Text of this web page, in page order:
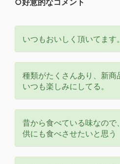
いつもおいしく頂いてます。
種類がたくさんあり、新商
いつも楽しみにしてる。
昔から食べている味なので
供にも食べさせたいと思う